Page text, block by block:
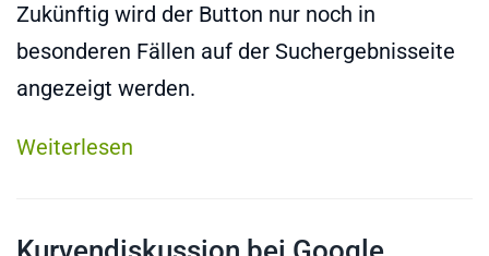
Zukünftig wird der Button nur noch in
besonderen Fällen auf der Suchergebnisseite
angezeigt werden.
Weiterlesen